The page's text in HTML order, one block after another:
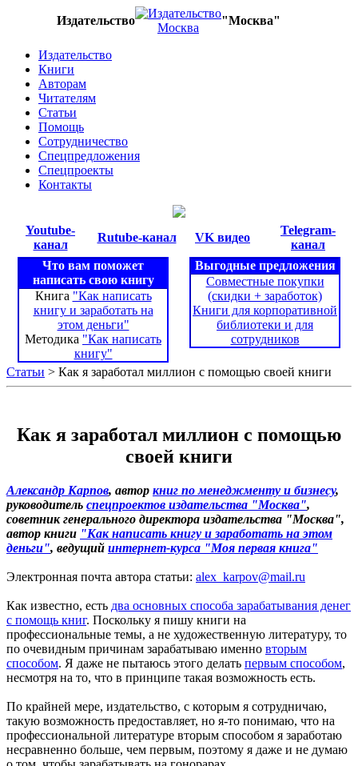
Издательство "Москва"
Издательство
Книги
Авторам
Читателям
Статьи
Помощь
Сотрудничество
Спецпредложения
Спецпроекты
Контакты
Youtube-
канал
Rutube-канал VK видео
Telegram-
канал
Что вам поможет
написать свою книгу
Книга "Как написать
книгу и заработать на
этом деньги"
Методика "Как написать
книгу"
Выгодные предложения
Совместные покупки
(скидки + заработок)
Книги для корпоративной
библиотеки и для
сотрудников
Статьи > Как я заработал миллион с помощью своей книги
Как я заработал миллион с помощью
своей книги
Александр Карпов, автор книг по менеджменту и бизнесу,
руководитель спецпроектов издательства "Москва",
советник генерального директора издательства "Москва",
автор книги "Как написать книгу и заработать на этом
деньги", ведущий интернет-курса "Моя первая книга"
Электронная почта автора статьи: alex_karpov@mail.ru
Как известно, есть два основных способа зарабатывания денег
с помощь книг. Поскольку я пишу книги на
профессиональные темы, а не художественную литературу, то
по очевидным причинам зарабатываю именно вторым
способом. Я даже не пытаюсь этого делать первым способом,
несмотря на то, что в принципе такая возможность есть.
По крайней мере, издательство, с которым я сотрудничаю,
такую возможность предоставляет, но я-то понимаю, что на
профессиональной литературе вторым способом я заработаю
несравненно больше, чем первым, поэтому я даже и не думаю